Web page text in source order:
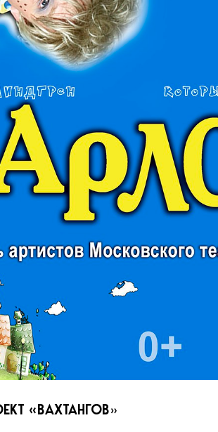
«ВАХТАНГОВ»